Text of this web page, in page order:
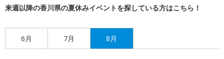
来週以降の香川県の夏休みイベントを探している方はこちら！
6月 7月 8月